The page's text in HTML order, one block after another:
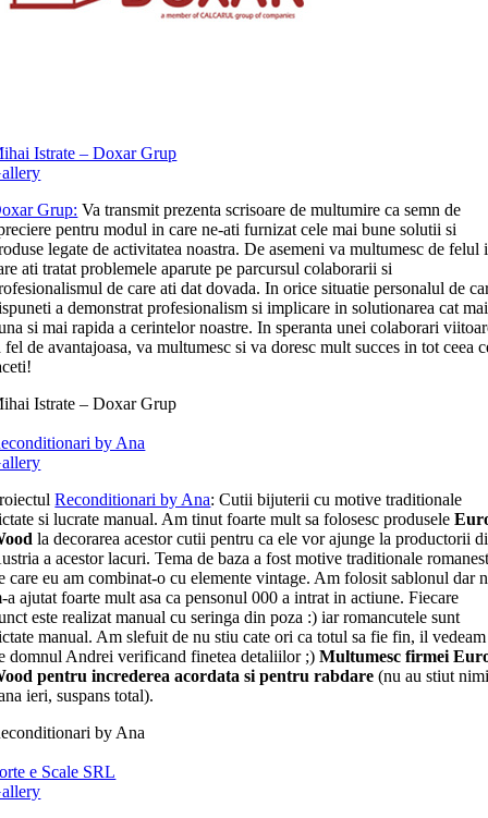
Istrate – Doxar Grup
Grup: Va transmit prezenta scrisoare de multumire ca semn de
pentru modul in care ne-ati furnizat cele mai bune solutii si
legate de activitatea noastra. De asemeni va multumesc de felul
ati tratat problemele aparute pe parcursul colaborarii si
de care ati dat dovada. In orice situatie personalul de
a demonstrat profesionalism si implicare in solutionarea cat mai
si mai rapida a cerintelor noastre. In speranta unei colaborari
fel de avantajoasa, va multumesc si va doresc mult succes in tot ceea
Istrate – Doxar Grup
by Ana
Reconditionari by Ana: Cutii bijuterii cu motive traditionale
si lucrate manual. Am tinut foarte mult sa folosesc produsele
la decorarea acestor cutii pentru ca ele vor ajunge la productorii
a acestor lacuri. Tema de baza a fost motive traditionale
care eu am combinat-o cu elemente vintage. Am folosit sablonul dar
a ajutat foarte mult asa ca pensonul 000 a intrat in actiune. Fiecare
este realizat manual cu seringa din poza :) iar romancutele sunt
manual. Am slefuit de nu stiu cate ori ca totul sa fie fin, il vedeam
domnul Andrei verificand finetea detaliilor ;)Multumesc firmei
pentru increderea acordata si pentru rabdare (nu au stiut
ieri, suspans total).
by Ana
e Scale SRL